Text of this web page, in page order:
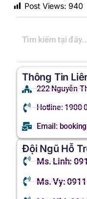
Post Views: 940
Thông Tin
222 Nguyễn
Hotline: 1900
Email:
Đội Ngũ Hỗ
Ms. Linh:
Ms. Vy: